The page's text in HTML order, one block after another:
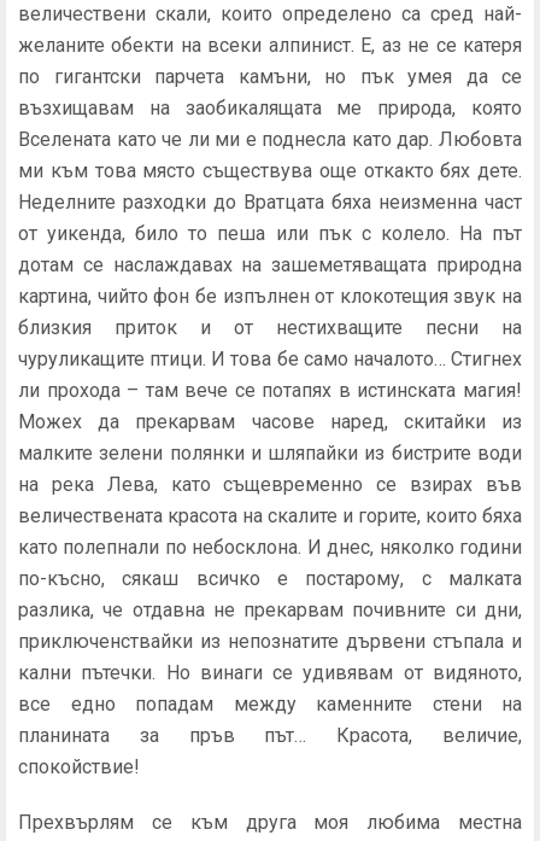
величествени скали, които определено са сред най-
желаните обекти на всеки алпинист. Е, аз не се катеря
по гигантски парчета камъни, но пък умея да се
възхищавам на заобикалящата ме природа, която
Вселената като че ли ми е поднесла като дар. Любовта
ми към това място съществува още откакто бях дете.
Неделните разходки до Вратцата бяха неизменна част
от уикенда, било то пеша или пък с колело. На път
дотам се наслаждавах на зашеметяващата природна
картина, чийто фон бе изпълнен от клокотещия звук на
близкия приток и от нестихващите песни на
чуруликащите птици. И това бе само началото… Стигнех
ли прохода – там вече се потапях в истинската магия!
Можех да прекарвам часове наред, скитайки из
малките зелени полянки и шляпайки из бистрите води
на река Лева, като същевременно се взирах във
величествената красота на скалите и горите, които бяха
като полепнали по небосклона. И днес, няколко години
по-късно, сякаш всичко е постарому, с малката
разлика, че отдавна не прекарвам почивните си дни,
приключенствайки из непознатите дървени стъпала и
кални пътечки. Но винаги се удивявам от видяното,
все едно попадам между каменните стени на
планината за пръв път… Красота, величие,
спокойствие!
Прехвърлям се към друга моя любима местна